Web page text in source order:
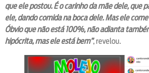
que ele postou. É o carinho da mãe dele, que
ele, dando comida na boca dele. Mas ele
Óbvio que não está 100%, não adianta
hipócrita, mas ele está bem”, revelou.